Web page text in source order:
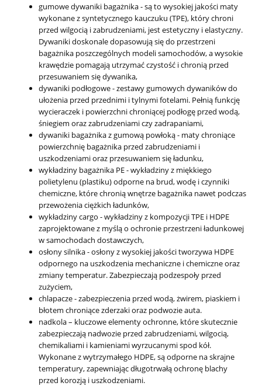
gumowe dywaniki bagażnika- są to wysokiej jakości maty
wykonane z syntetycznego kauczuku (TPE), który chroni
przed wilgocią i zabrudzeniami, jest estetyczny i elastyczny.
Dywaniki doskonale dopasowują się do przestrzeni
bagażnika poszczególnych modeli samochodów, a wysokie
krawędzie pomagają utrzymać czystość i chronią przed
przesuwaniem się dywanika,
dywaniki podłogowe- zestawy gumowych dywaników do
ułożenia przed przednimi i tylnymi fotelami. Pełnią funkcję
wycieraczek i powierzchni chroniącej podłogę przed wodą,
śniegiem oraz zabrudzeniami czy zadrapaniami,
dywaniki bagażnika z gumową powłoką- maty chroniące
powierzchnię bagażnika przed zabrudzeniami i
uszkodzeniami oraz przesuwaniem się ładunku,
wykładziny bagażnika PE- wykładziny z miękkiego
polietylenu (plastiku) odporne na brud, wodę i czynniki
chemiczne, które chronią wnętrze bagażnika nawet podczas
przewożenia ciężkich ładunków,
wykładziny cargo - wykładziny z kompozycji TPE i HDPE
zaprojektowane z myślą o ochronie przestrzeni ładunkowej
w samochodach dostawczych,
osłony silnika- osłony z wysokiej jakości tworzywa HDPE
odpornego na uszkodzenia mechaniczne i chemiczne oraz
zmiany temperatur. Zabezpieczają podzespoły przed
zużyciem,
chlapacze- zabezpieczenia przed wodą, żwirem, piaskiem i
błotem chroniące zderzaki oraz podwozie auta.
nadkola– kluczowe elementy ochronne, które skutecznie
zabezpieczają nadwozie przed zabrudzeniami, wilgocią,
chemikaliami i kamieniami wyrzucanymi spod kół.
Wykonane z wytrzymałego HDPE, są odporne na skrajne
temperatury, zapewniając długotrwałą ochronę blachy
przed korozją i uszkodzeniami.